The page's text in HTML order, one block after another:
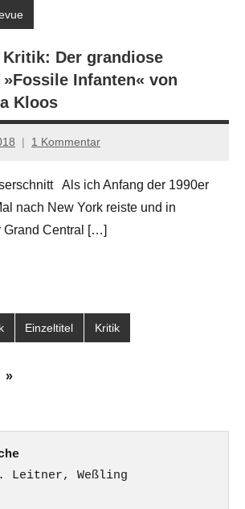
Der grandiose
Infanten« von
Kloos
1 Kommentar
Als ich Anfang der 1990er
nach New York reiste und in
Grand Central […]
Einzeltitel Kritik
Nächste
»